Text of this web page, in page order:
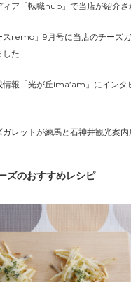
ィア「転職hub」で当店が紹介さ
スremo」9月号に当店のチーズ
した
情報「光が丘ima’am」にインタ
ガレットが練馬と石神井観光案内
ズのおすすめレシピ